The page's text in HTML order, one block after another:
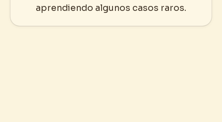
aprendiendo algunos casos raros.